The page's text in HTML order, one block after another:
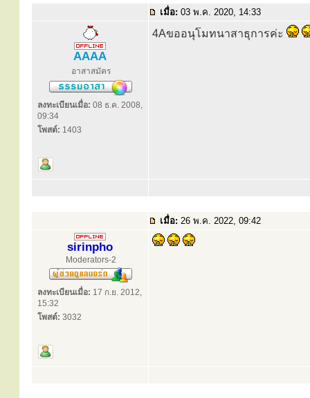
เมื่อ: 03 พ.ค. 2020, 14:33
AAAA
อาสาสมัคร
ลงทะเบียนเมื่อ: 08 ธ.ค. 2008,
09:34
โพสต์: 1403
4Aขออนุโมทนาสาธุการค่ะ
เมื่อ: 26 พ.ค. 2022, 09:42
sirinpho
Moderators-2
ลงทะเบียนเมื่อ: 17 ก.ย. 2012,
15:32
โพสต์: 3032